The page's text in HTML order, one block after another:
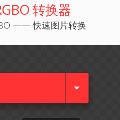
转换器
—— 快速图片转换